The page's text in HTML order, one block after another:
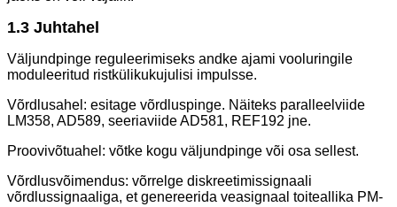
1.3 Juhtahel
Väljundpinge reguleerimiseks andke ajami vooluringile
moduleeritud ristkülikukujulisi impulsse.
Võrdlusahel: esitage võrdluspinge. Näiteks paralleelviide
LM358, AD589, seeriaviide AD581, REF192 jne.
Proovivõtuahel: võtke kogu väljundpinge või osa sellest.
Võrdlusvõimendus: võrrelge diskreetimissignaali
võrdlussignaaliga, et genereerida veasignaal toiteallika PM-